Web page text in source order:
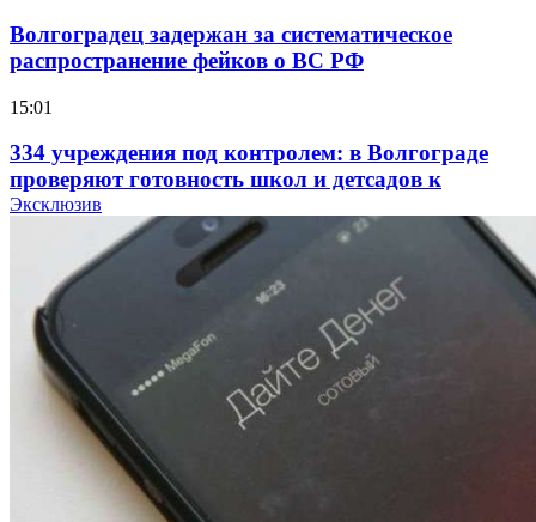
Волгоградец задержан за систематическое
распространение фейков о ВС РФ
15:01
334 учреждения под контролем: в Волгограде
проверяют готовность школ и детсадов к
учебному году
Покушение на убийство в Волгограде: девушка
напала на незнакомую женщину с ножом
12:39
Сладкий праздник в Волгограде: в Центральном
парке прошёл фестиваль „Арбузный переполох“
Эксклюзив